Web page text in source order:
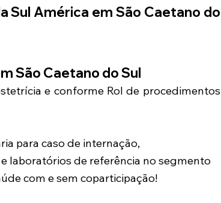
Sul América em São Caetano do
São Caetano do Sul
e conforme Rol de procedimentos
para caso de internação,
laboratórios de referência no segmento
com e sem coparticipação!